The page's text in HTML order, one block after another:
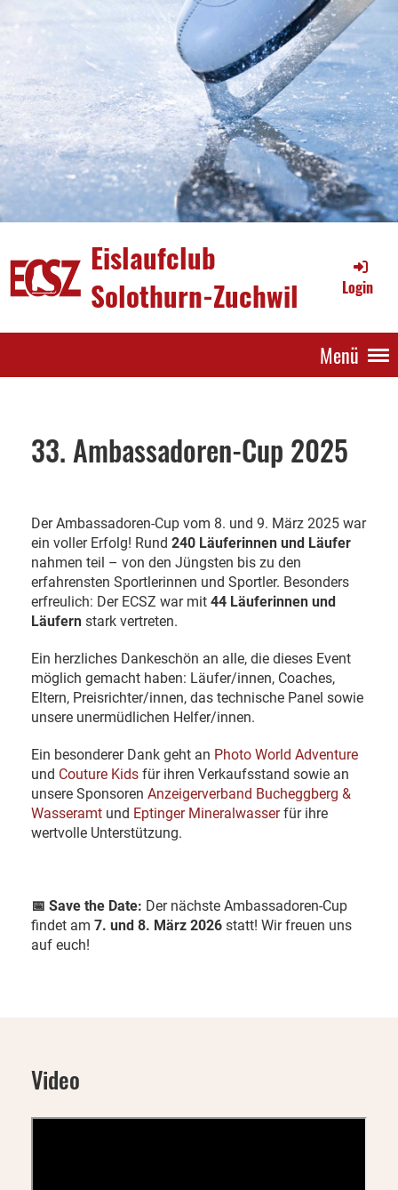
Eislaufclub
Solothurn-Zuchwil
Login
Menü
33. Ambassadoren-Cup 2025
Der Ambassadoren-Cup vom 8. und 9. März 2025 war
ein voller Erfolg! Rund 240 Läuferinnen und Läufer
nahmen teil – von den Jüngsten bis zu den
erfahrensten Sportlerinnen und Sportler. Besonders
erfreulich: Der ECSZ war mit 44 Läuferinnen und
Läufern stark vertreten.
Ein herzliches Dankeschön an alle, die dieses Event
möglich gemacht haben: Läufer/innen, Coaches,
Eltern, Preisrichter/innen, das technische Panel sowie
unsere unermüdlichen Helfer/innen.
Ein besonderer Dank geht an Photo World Adventure
und Couture Kids für ihren Verkaufsstand sowie an
unsere Sponsoren Anzeigerverband Bucheggberg &
Wasseramt und Eptinger Mineralwasserfür ihre
wertvolle Unterstützung.
📅 Save the Date: Der nächste Ambassadoren-Cup
findet am 7. und 8. März 2026 statt! Wir freuen uns
auf euch!
Video